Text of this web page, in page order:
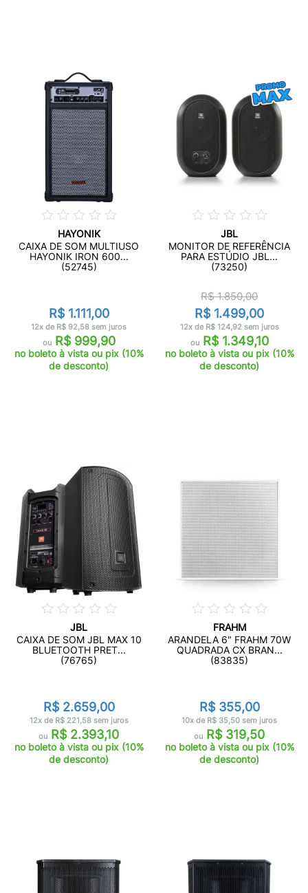
HAYONIK
CAIXA DE SOM MULTIUSO
HAYONIK IRON 600...
(52745)
R$ 1.111,00
12x de R$ 92,58 sem juros
ouR$ 999,90
no boleto à vista ou pix (10%
de desconto)
JBL
MONITOR DE REFERÊNCIA
PARA ESTÚDIO JBL...
(73250)
R$ 1.850,00
R$ 1.499,00
12x de R$ 124,92 sem juros
ouR$ 1.349,10
no boleto à vista ou pix (10%
de desconto)
JBL
CAIXA DE SOM JBL MAX 10
BLUETOOTH PRET...
(76765)
R$ 2.659,00
12x de R$ 221,58 sem juros
ou R$ 2.393,10
no boleto à vista ou pix (10%
de desconto)
FRAHM
ARANDELA 6" FRAHM 70W
QUADRADA CX BRAN...
(83835)
R$ 355,00
10x de R$ 35,50 sem juros
ou R$ 319,50
no boleto à vista ou pix (10%
de desconto)